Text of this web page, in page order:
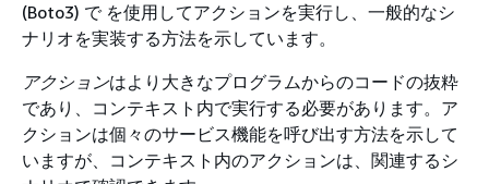
(Boto3) で を使用してアクションを実行し、一般的なシ
ナリオを実装する方法を示しています。
アクションはより大きなプログラムからのコードの抜粋
であり、コンテキスト内で実行する必要があります。ア
クションは個々のサービス機能を呼び出す方法を示して
いますが、コンテキスト内のアクションは、関連するシ